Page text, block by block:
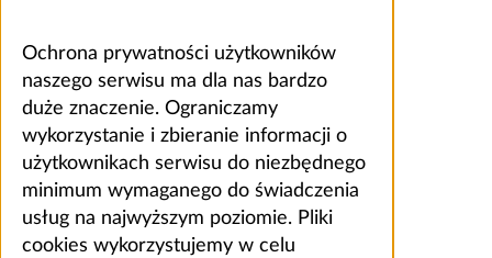
Ochrona prywatności użytkowników
naszego serwisu ma dla nas bardzo
duże znaczenie. Ograniczamy
wykorzystanie i zbieranie informacji o
użytkownikach serwisu do niezbędnego
minimum wymaganego do świadczenia
usług na najwyższym poziomie. Pliki
cookies wykorzystujemy w celu